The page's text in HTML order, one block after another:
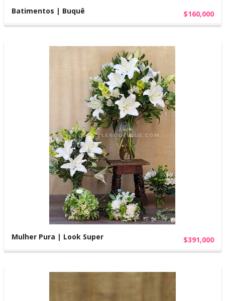
Batimentos | Buquê $160,000
Mulher Pura | Look Super $391,000